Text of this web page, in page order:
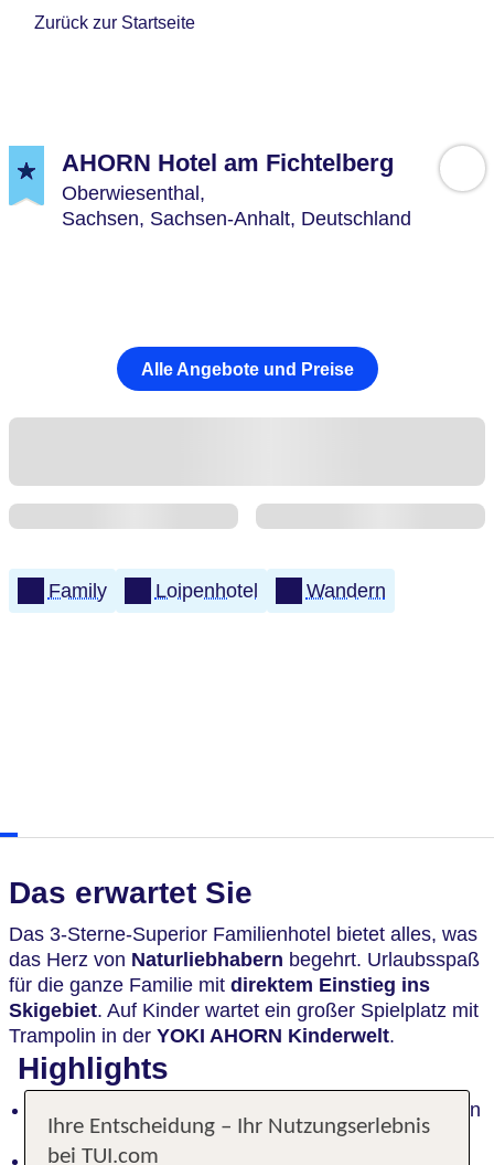
Zurück zur Startseite
AHORN Hotel am Fichtelberg
Oberwiesenthal,
Sachsen, Sachsen-Anhalt, Deutschland
Alle Angebote und Preise
Family Loipenhotel Wandern
Das erwartet Sie
Das 3-Sterne-Superior Familienhotel bietet alles, was
das Herz von Naturliebhabern begehrt. Urlaubsspaß
für die ganze Familie mit direktem Einstieg ins
Skigebiet. Auf Kinder wartet ein großer Spielplatz mit
Trampolin in der YOKI AHORN Kinderwelt.
Highlights
Direkter Einstieg ins Ski- und Wandergebiet für den
ultimativen Familienurlaub
Großer Spielplatz mit Trampolin in der YOKI
Ihre Entscheidung – Ihr Nutzungserlebnis
bei TUI.com